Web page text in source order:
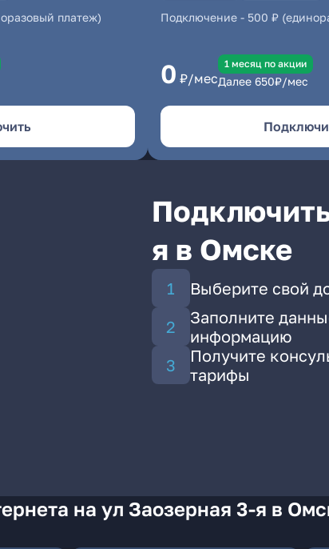
платеж) Подключение- 500 ₽
0 ₽/мес
1 месяц по акции
Далее 650₽/мес
я в Омске
Выберите свой
Заполните
информацию
Получите
тарифы
на ул Заозерная 3-я в